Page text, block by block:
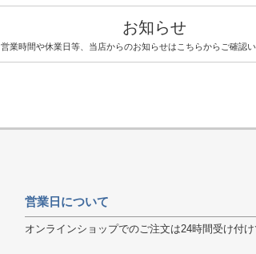
お知らせ
営業時間や休業日等、当店からのお知らせはこちらからご確認い
営業日について
オンラインショップでのご注文は24時間受け付け